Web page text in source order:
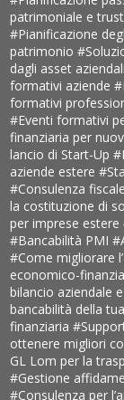
patrimoniale e
#Pianificazione
patrimonio
dagli asset
formativi aziende
formativi
#Eventi formativi
finanziaria per
lancio di Start-Up
aziende estere
#Consulenza
la costituzione di
per imprese estere
#Bancabilità PMI
#Come migliorare
economico-
bilancio aziendale
bancabilità della
finanziaria
ottenere migliori
GL Lom per la
#Gestione
#Consulenza per